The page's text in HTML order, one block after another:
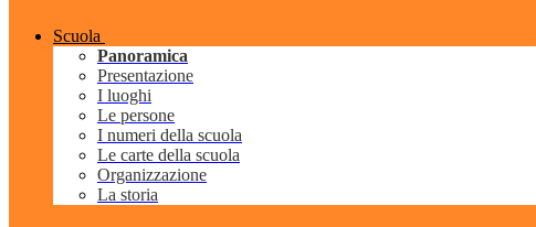
Scuola
Panoramica
Presentazione
I luoghi
Le persone
I numeri della scuola
Le carte della scuola
Organizzazione
La storia